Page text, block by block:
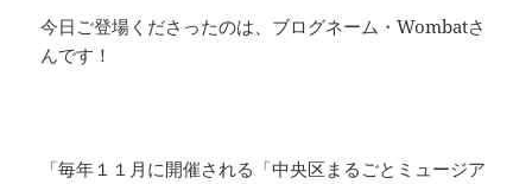
o s n
今日ご登場くださったのは、ブログネーム・Wombatさ
んです！
「毎年１１月に開催される「中央区まるごとミュージア